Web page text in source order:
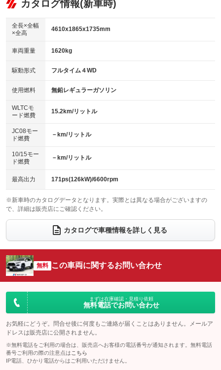
：装備なし
：装備あり
パワーウィンドウ
アイドリングストップ
：装備なし
USB入力端子
：装備あり
100V電源
：装備なし
センターデフロック
：装備なし
電動格納ミラー
：装備あり
ビジュアル：-／DVD再生
：装備あり
アルミホイール：18インチ
：装備あり
HID(キセノンライト)
バックカメラ
エアロ
：装備なし
ローダウン
：装備なし
ベンチシート
：装備あり
チップアップシート
：装備なし
電動格納サードシート
：装備なし シートヒーター
：装備あり
ウォークスルー
電動リアゲート フロントカメラ
：装備なし
シートエアコン
：装備あり 全周囲カメラ
：装備なし
サイドカメラ
：装備なし ルーフレール
：装備なし
エアサスペンション ヘッドライトウォッシャー
カタログ情報(新車時)
全長×全幅
×全高
4610x1865x1735mm
車両重量 1620kg
駆動形式 フルタイム４WD
使用燃料 無鉛レギュラーガソリン
WLTCモ
ード燃費
15.2km/リットル
JC08モー
ド燃費
－km/リットル
10/15モー
ド燃費
－km/リットル
最高出力 171ps(126kW)/6600rpm
※新車時のカタログデータとなります。実際とは異なる場合がございますの
で、詳細は販売店にご確認ください。
カタログで車種情報を詳しく見る
無料 この車両に関するお問い合わせ
まずは在庫確認・見積り依頼
無料電話でお問い合わせ
お気軽にどうぞ。問合せ後に何度もご連絡が届くことはありません。メールア
ドレスは販売店に公開されません。
※無料電話をご利用の場合は、販売店へお客様の電話番号が通知されます。無料電話
番号ご利用の際の注意点は こちら
IP電話、ひかり電話からはご利用いただけません。